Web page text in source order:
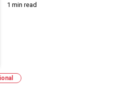
1 min read